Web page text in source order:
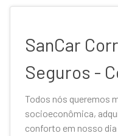
SanCar
Seguros -
Todos nós queremos
socioeconômica,
conforto em nosso